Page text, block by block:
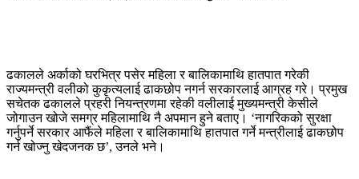
ढकालले अर्काको घरभित्र पसेर महिला र बालिकामाथि हातपात गरेकी
राज्यमन्त्री वलीको कुकृत्यलाई ढाकछोप नगर्न सरकारलाई आग्रह गरे। प्रमुख
सचेतक ढकालले प्रहरी नियन्त्रणमा रहेकी वलीलाई मुख्यमन्त्री केसीले
जोगाउन खोजे समग्र महिलामाथि नै अपमान हुने बताए। ‘नागरिकको सुरक्षा
गर्नुपर्ने सरकार आफैंले महिला र बालिकामाथि हातपात गर्ने मन्त्रीलाई ढाकछोप
गर्न खोज्नु खेदजनक छ’, उनले भने।